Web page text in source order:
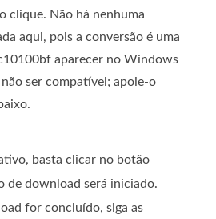
clique. Não há nenhuma
aqui, pois a conversão é uma
aparecer no Windows
ser compatível; apoie-o
basta clicar no botão
de download será iniciado.
for concluído, siga as